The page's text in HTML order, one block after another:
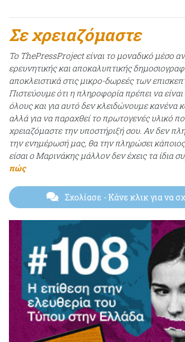
Σε χρειαζόμαστε
Το ThePressProject είναι το μοναδικό μέσο
ερευνητικής και αποκαλυπτικής
αποκλειστικά στις μικρο-δωρεές των
Πιστεύουμε ότι η πληροφορία πρέπει να είναι
όλους και για αυτό δεν κλειδώνουμε κανένα
αλλά για να παραχθεί το πρωτογενές υλικό
χρειαζόμαστε την υποστήριξή σου. Αν δεν
την ενημέρωσή μας, θα την πληρώσει
είσαι ο Μαρινάκης μάλλον δεν έχεις τα ίδια
πώς
Σχολίασε - Κάνε κλικ για να